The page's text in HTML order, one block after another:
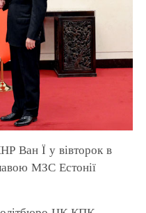
Ван Ї у вівторок в
МЗС Естонії